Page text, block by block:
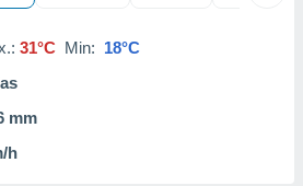
31°C Min: 18°C
mm
h